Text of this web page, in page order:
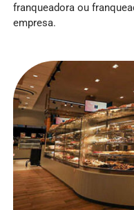
franqueadora ou
empresa.